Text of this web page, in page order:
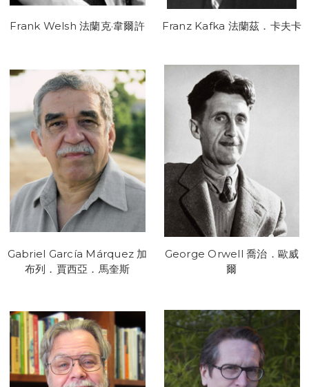
Frank Welsh 法蘭克·韋爾許 Franz Kafka 法蘭茲．卡夫卡
Gabriel García Márquez 加
布列．賈西亞．馬奎斯
George Orwell 喬治．歐威
爾